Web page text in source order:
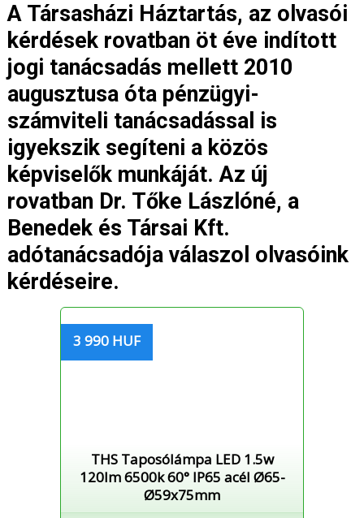
A Társasházi Háztartás, az olvasói
kérdések rovatban öt éve indított
jogi tanácsadás mellett 2010
augusztusa óta pénzügyi-
számviteli tanácsadással is
igyekszik segíteni a közös
képviselők munkáját. Az új
rovatban Dr. Tőke Lászlóné, a
Benedek és Társai Kft.
adótanácsadója válaszol olvasóink
kérdéseire.
3 990 HUF
THS Taposólámpa LED 1.5w
120lm 6500k 60° IP65 acél Ø65-
Ø59x75mm